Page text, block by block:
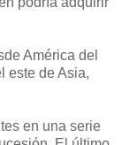
América del
este de Asia,
en una serie